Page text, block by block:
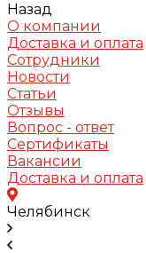
Назад
О компании
Доставка и оплата
Сотрудники
Новости
Статьи
Отзывы
Вопрос - ответ
Сертификаты
Вакансии
Доставка и оплата
Челябинск